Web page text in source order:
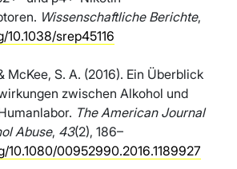
Wissenschaftliche Berichte,
10.1038/srep45116
McKee, S. A. (2016). Ein Überblick
zwischen Alkohol und
The American Journal
Abuse, 43(2), 186–
10.1080/00952990.2016.1189927